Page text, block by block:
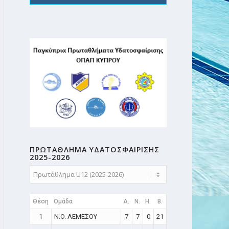
ΠΡΩΤΑΘΛΗMA ΥΔΑΤΟΣΦΑΙΡΙΣΗΣ
2025-2026
Θέση Ομάδα A. N. H. B.
1 N.O. ΛΕΜΕΣΟΥ 7 7 0
21